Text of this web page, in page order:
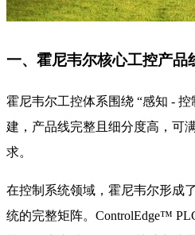
一、霍尼韦尔核心工控产品
霍尼韦尔工控体系围绕 “感知 -
建，产品线完整且细分度高，可
求。
在控制系统领域，霍尼韦尔形成
统的完整矩阵。ControlEdge™